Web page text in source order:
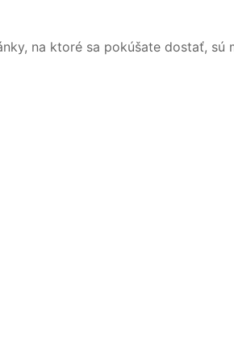
na ktoré sa pokúšate dostať, sú